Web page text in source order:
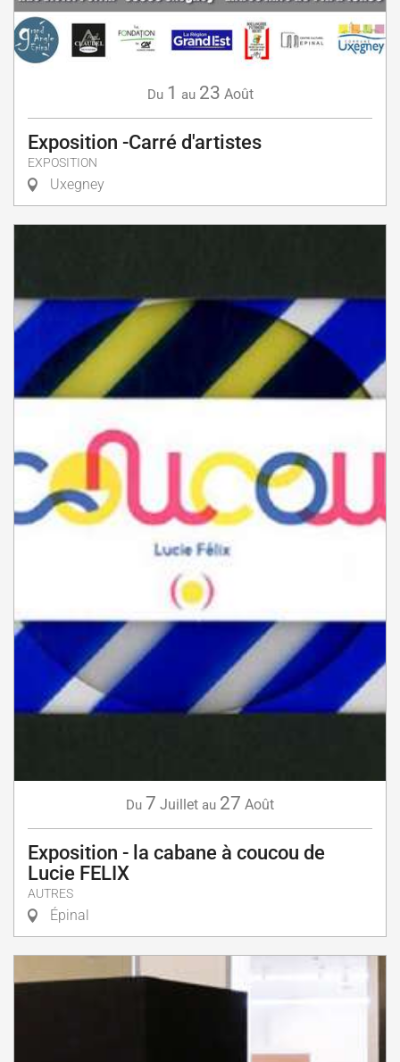
Du 1 au 23 Août
Exposition -Carré d'artistes
EXPOSITION
Uxegney
Du 7 Juillet au 27 Août
Exposition - la cabane à coucou de
Lucie FELIX
AUTRES
Épinal